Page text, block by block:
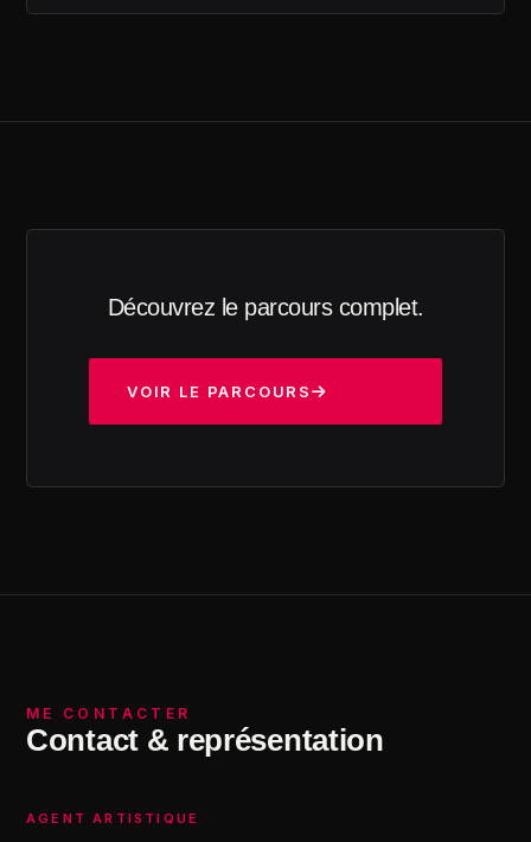
Découvrez le parcours complet.
VOIR LE PARCOURS
ME CONTACTER
Contact & représentation
AGENT ARTISTIQUE